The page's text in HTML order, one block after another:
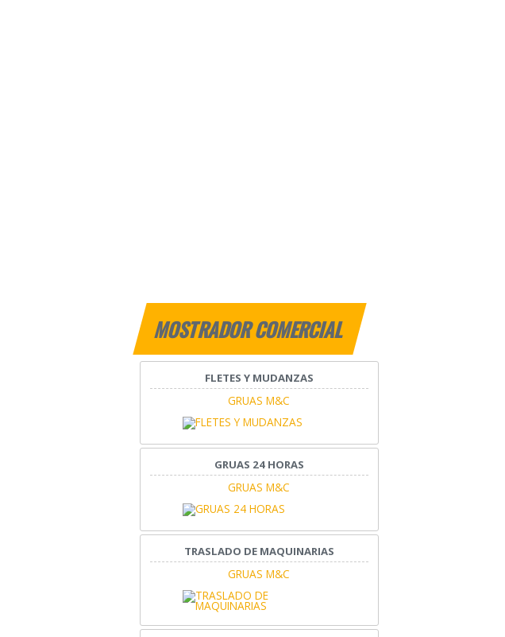
MOSTRADOR COMERCIAL
FLETES Y MUDANZAS
GRUAS M&C
GRUAS 24 HORAS
GRUAS M&C
TRASLADO DE MAQUINARIAS
GRUAS M&C